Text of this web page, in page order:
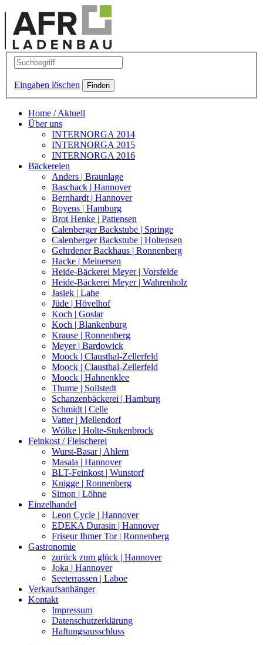
Eingaben löschen
Home / Aktuell
Über uns
INTERNORGA 2014
INTERNORGA 2015
INTERNORGA 2016
Bäckereien
Anders | Braunlage
Baschack | Hannover
Bernhardt | Hannover
Boyens | Hamburg
Brot Henke | Pattensen
Calenberger Backstube | Springe
Calenberger Backstube | Holtensen
Gehrdener Backhaus | Ronnenberg
Hacke | Meinersen
Heide-Bäckerei Meyer | Vorsfelde
Heide-Bäckerei Meyer | Wahrenholz
Jasiek | Lahe
Jüde | Hövelhof
Koch | Goslar
Koch | Blankenburg
Krause | Ronnenberg
Meyer | Bardowick
Moock | Clausthal-Zellerfeld
Moock | Clausthal-Zellerfeld
Moock | Hahnenklee
Thume | Sollstedt
Schanzenbäckerei | Hamburg
Schmidt | Celle
Vatter | Mellendorf
Wölke | Holte-Stukenbrock
Feinkost / Fleischerei
Wurst-Basar | Ahlem
Masala | Hannover
BLT-Feinkost | Wunstorf
Knigge | Ronnenberg
Simon | Löhne
Einzelhandel
Leon Cycle | Hannover
EDEKA Durasin | Hannover
Friseur Ihmer Tor | Ronnenberg
Gastronomie
zurück zum glück | Hannover
Joka | Hannover
Seeterrassen | Laboe
Verkaufsanhänger
Kontakt
Impressum
Datenschutzerklärung
Haftungsausschluss